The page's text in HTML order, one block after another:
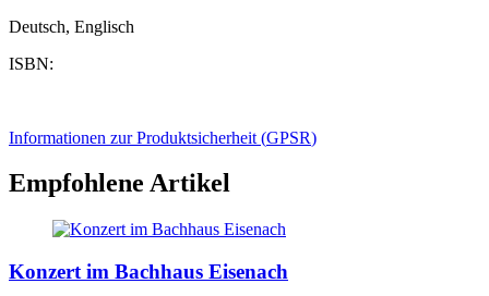
Deutsch, Englisch
ISBN:
Informationen zur Produktsicherheit (GPSR)
Empfohlene Artikel
Konzert im Bachhaus Eisenach